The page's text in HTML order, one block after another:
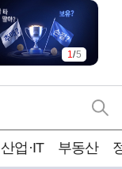
1/5
산업·IT 부동산